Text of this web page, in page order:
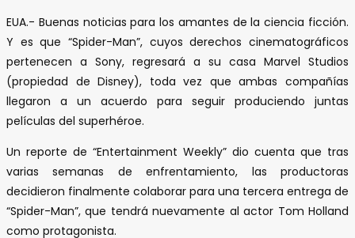
EUA.- Buenas noticias para los amantes de la ciencia ficción.
Y es que “Spider-Man”, cuyos derechos cinematográficos
pertenecen a Sony, regresará a su casa Marvel Studios
(propiedad de Disney), toda vez que ambas compañías
llegaron a un acuerdo para seguir produciendo juntas
películas del superhéroe.
Un reporte de “Entertainment Weekly” dio cuenta que tras
varias semanas de enfrentamiento, las productoras
decidieron finalmente colaborar para una tercera entrega de
“Spider-Man”, que tendrá nuevamente al actor Tom Holland
como protagonista.